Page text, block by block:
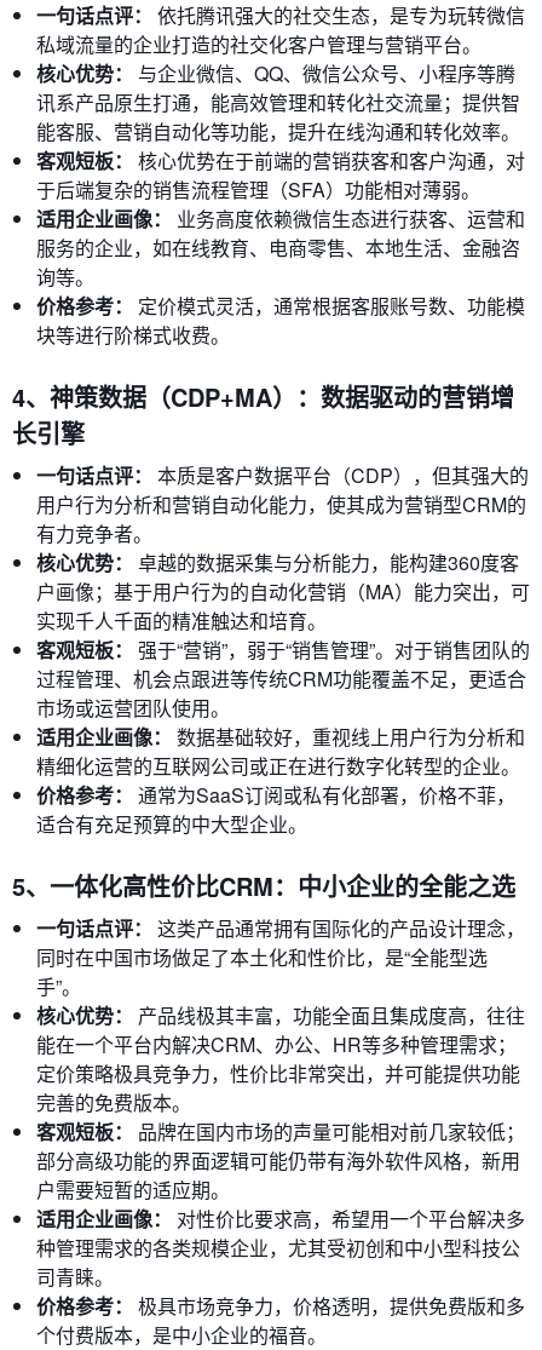
一句话点评：
依托腾讯强大的社交生态，是专为玩转微信
私域流量的企业打造的社交化客户管理与营销平台。
核心优势：
与企业微信、QQ、微信公众号、小程序等腾
讯系产品原生打通，能高效管理和转化社交流量；提供智
能客服、营销自动化等功能，提升在线沟通和转化效率。
客观短板：
核心优势在于前端的营销获客和客户沟通，对
于后端复杂的销售流程管理（SFA）功能相对薄弱。
适用企业画像：
业务高度依赖微信生态进行获客、运营和
服务的企业，如在线教育、电商零售、本地生活、金融咨
询等。
价格参考：
定价模式灵活，通常根据客服账号数、功能模
块等进行阶梯式收费。
4、神策数据（CDP+MA）：数据驱动的营销增
长引擎
一句话点评：
本质是客户数据平台（CDP），但其强大的
用户行为分析和营销自动化能力，使其成为营销型CRM的
有力竞争者。
核心优势：
卓越的数据采集与分析能力，能构建360度客
户画像；基于用户行为的自动化营销（MA）能力突出，可
实现千人千面的精准触达和培育。
客观短板：
强于“营销”，弱于“销售管理”。对于销售团队的
过程管理、机会点跟进等传统CRM功能覆盖不足，更适合
市场或运营团队使用。
适用企业画像：
数据基础较好，重视线上用户行为分析和
精细化运营的互联网公司或正在进行数字化转型的企业。
价格参考：
通常为SaaS订阅或私有化部署，价格不菲，
适合有充足预算的中大型企业。
5、一体化高性价比CRM：中小企业的全能之选
一句话点评：
这类产品通常拥有国际化的产品设计理念，
同时在中国市场做足了本土化和性价比，是“全能型选
手”。
核心优势：
产品线极其丰富，功能全面且集成度高，往往
能在一个平台内解决CRM、办公、HR等多种管理需求；
定价策略极具竞争力，性价比非常突出，并可能提供功能
完善的免费版本。
客观短板：
品牌在国内市场的声量可能相对前几家较低；
部分高级功能的界面逻辑可能仍带有海外软件风格，新用
户需要短暂的适应期。
适用企业画像：
对性价比要求高，希望用一个平台解决多
种管理需求的各类规模企业，尤其受初创和中小型科技公
司青睐。
价格参考：
极具市场竞争力，价格透明，提供免费版和多
个付费版本，是中小企业的福音。